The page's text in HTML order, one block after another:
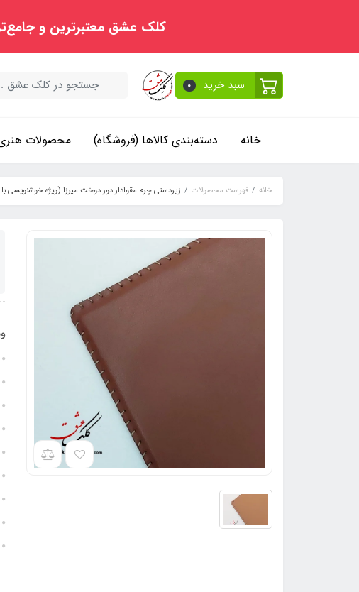
کلک عشق معتبرترین و
سبد خرید 0
خانه دسته‌بندی کالاها (فروشگاه) محصولات
خانه فهرست محصولات زیردستی چرم مقوادار دور دوخت میرزا (ویژه خوشنویسی با